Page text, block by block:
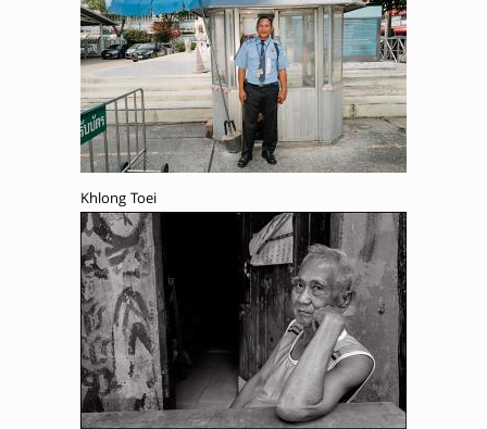
Khlong Toei